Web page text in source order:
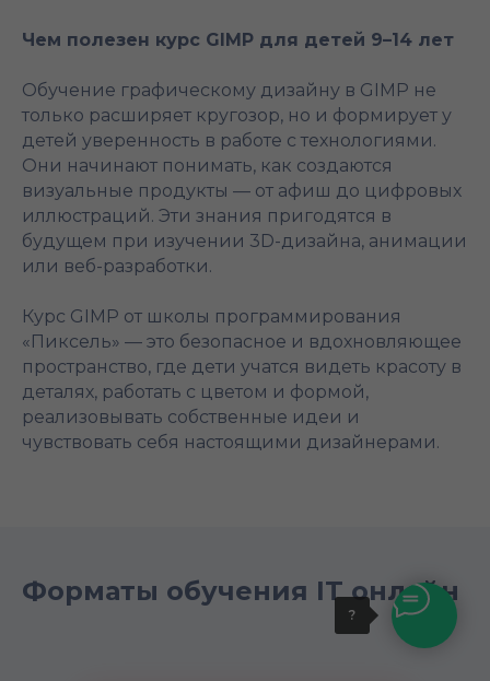
?
Чем полезен курс GIMP для детей 9–14 лет
Обучение графическому дизайну в GIMP не
только расширяет кругозор, но и формирует у
детей уверенность в работе с технологиями.
Они начинают понимать, как создаются
визуальные продукты — от афиш до цифровых
иллюстраций. Эти знания пригодятся в
будущем при изучении 3D-дизайна, анимации
или веб-разработки.
Курс GIMP от школы программирования
«Пиксель» — это безопасное и вдохновляющее
пространство, где дети учатся видеть красоту в
деталях, работать с цветом и формой,
реализовывать собственные идеи и
чувствовать себя настоящими дизайнерами.
Форматы обучения IT онлайн